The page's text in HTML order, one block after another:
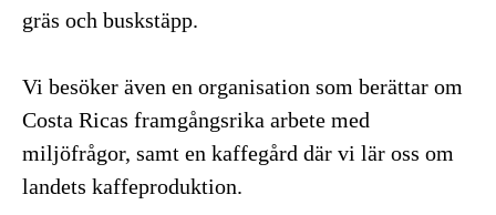
gräs och buskstäpp.
Vi besöker även en organisation som berättar om
Costa Ricas framgångsrika arbete med
miljöfrågor, samt en kaffegård där vi lär oss om
landets kaffeproduktion.